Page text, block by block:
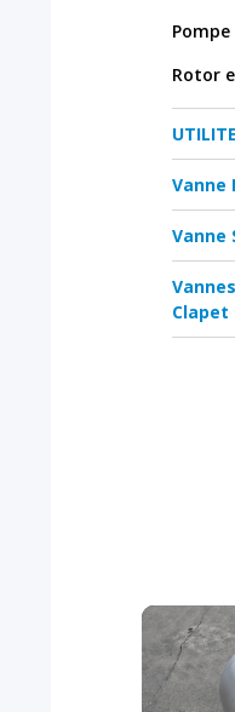
Pompe
Rotor
Vanne
Vanne
Clapet